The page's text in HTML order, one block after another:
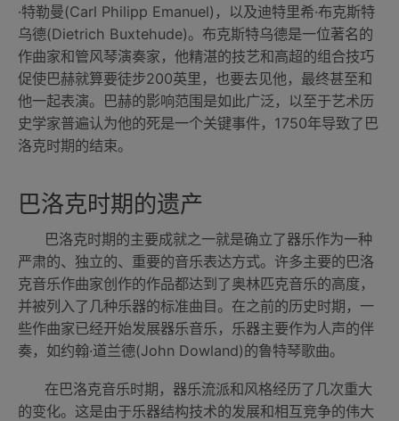
·特勒曼(Carl Philipp Emanuel)，以及迪特里希·布克斯特
乌德(Dietrich Buxtehude)。布克斯特乌德是一位著名的
作曲家和管风琴演奏家，他精湛的技艺和高超的组合技巧
促使巴赫就算要徒步200英里，也要去见他，最终甚至和
他一起表演。巴赫的影响范围是如此广泛，以至于艺术历
史学家普遍认为他的死是一个关键事件，1750年导致了巴
洛克时期的结束。
巴洛克时期的遗产
巴洛克时期的主要成就之一就是确立了器乐作为一种
严肃的、独立的、重要的音乐表达方式。许多主要的巴洛
克音乐作曲家创作的作品都达到了奥林匹克音乐的高度，
并被列入了几种乐器的标准曲目。在之前的历史时期，一
些作曲家已经开始发展器乐音乐，乐器主要作为人声的伴
奏，如约翰·道兰德(John Dowland)的鲁特琴歌曲。
在巴洛克音乐时期，器乐流派和风格经历了几次重大
的变化。这是由于乐器结构技术的发展和相互竞争的伟大